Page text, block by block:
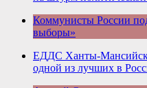
Коммунисты России
выборы»
ЕДДС Ханты-
одной из лучших в